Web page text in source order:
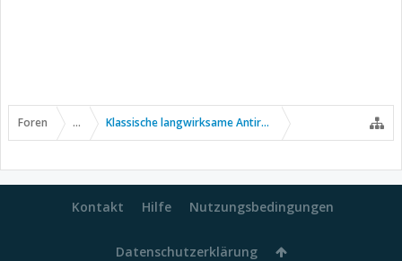
Foren ... Klassische langwirksame Antirheumatika
Kontakt Hilfe Nutzungsbedingungen
Datenschutzerklärung